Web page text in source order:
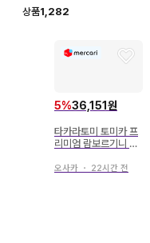
상품1,282
5%36,151원
타카라토미 토미카 프
리미엄 람보르기니 가
3
오사카 ・ 22시간 전